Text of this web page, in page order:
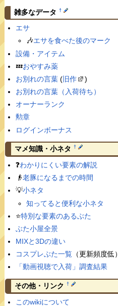
雑多なデータ †
エサ
🎶エサを食べた後のマーク
設備・アイテム
💤おやすみ薬
お別れの言葉(旧作
)
お別れの言葉（入荷待ち）
オーナーランク
勲章
ログインボーナス
マメ知識・小ネタ †
❓わかりにくい要素の解説
👴老豚になるまでの時間
💡小ネタ
知ってると便利な小ネタ
⭐️特別な要素のあるぶた
ぶた小屋全景
MIXと3Dの違い
コスプレぶた一覧（更新頻度低）
「動画視聴で入荷」調査結果
その他・リンク †
このwikiについて